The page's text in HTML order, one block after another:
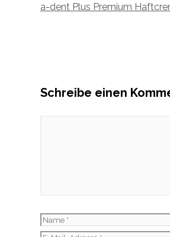
a-dent Plus Premium
Schreibe einen
Name